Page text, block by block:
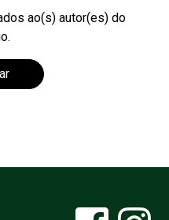
ao(s) autor(es) do